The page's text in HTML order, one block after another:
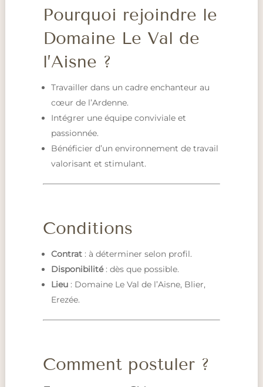
Pourquoi rejoindre le
Domaine Le Val de
l’Aisne ?
Travailler dans un cadre enchanteur au
cœur de l’Ardenne.
Intégrer une équipe conviviale et
passionnée.
Bénéficier d’un environnement de travail
valorisant et stimulant.
Conditions
Contrat : à déterminer selon profil.
Disponibilité: dès que possible.
Lieu : Domaine Le Val de l’Aisne, Blier,
Erezée.
Comment postuler ?